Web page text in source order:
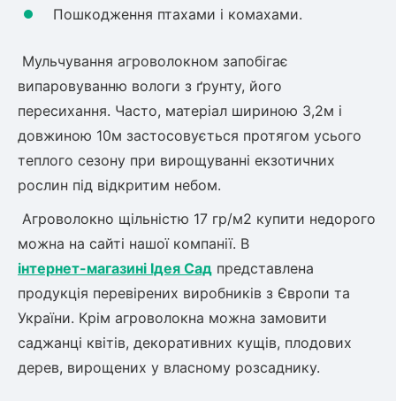
Шовковиця
Абрикос
Обліпиха
Кизил
Диплоидная слива
Азіатська груша
Лавровишня
Бобовник (Жерновець)
Калина
Піраканта
Бузина
Багаторічні рослини
Молодило (Кам'яні троянди)
Лаванда
Бамбук
Пряні трави
Очиток (седум)
Вівсяниця
Барвінок
Пошкодження птахами і комахами.
Мульчування агроволокном запобігає
випаровуванню вологи з ґрунту, його
пересихання. Часто, матеріал шириною 3,2м і
довжиною 10м застосовується протягом усього
теплого сезону при вирощуванні екзотичних
рослин під відкритим небом.
Агроволокно щільністю 17 гр/м2 купити недорого
можна на сайті нашої компанії. В
інтернет-магазині Ідея Сад представлена
продукція перевірених виробників з Європи та
України. Крім агроволокна можна замовити
саджанці квітів, декоративних кущів, плодових
дерев, вирощених у власному розсаднику.